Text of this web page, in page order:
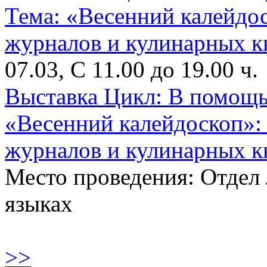
07.03, С 11.00 до 19.00 ч.
Выставка Цикл: В
«Весенний
журналов и кулинарных
Место проведения:
языках
>>